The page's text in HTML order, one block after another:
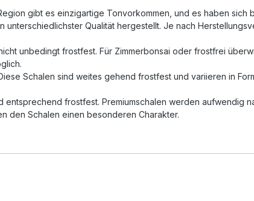
gibt es einzigartige Tonvorkommen, und es haben sich
Qualität hergestellt. Je nach
unbedingt frostfest. Für Zimmerbonsai oder frostfrei
Schalen sind weites gehend frostfest und variieren in
frostfest. Premiumschalen werden aufwendig
den Schalen einen besonderen Charakter.